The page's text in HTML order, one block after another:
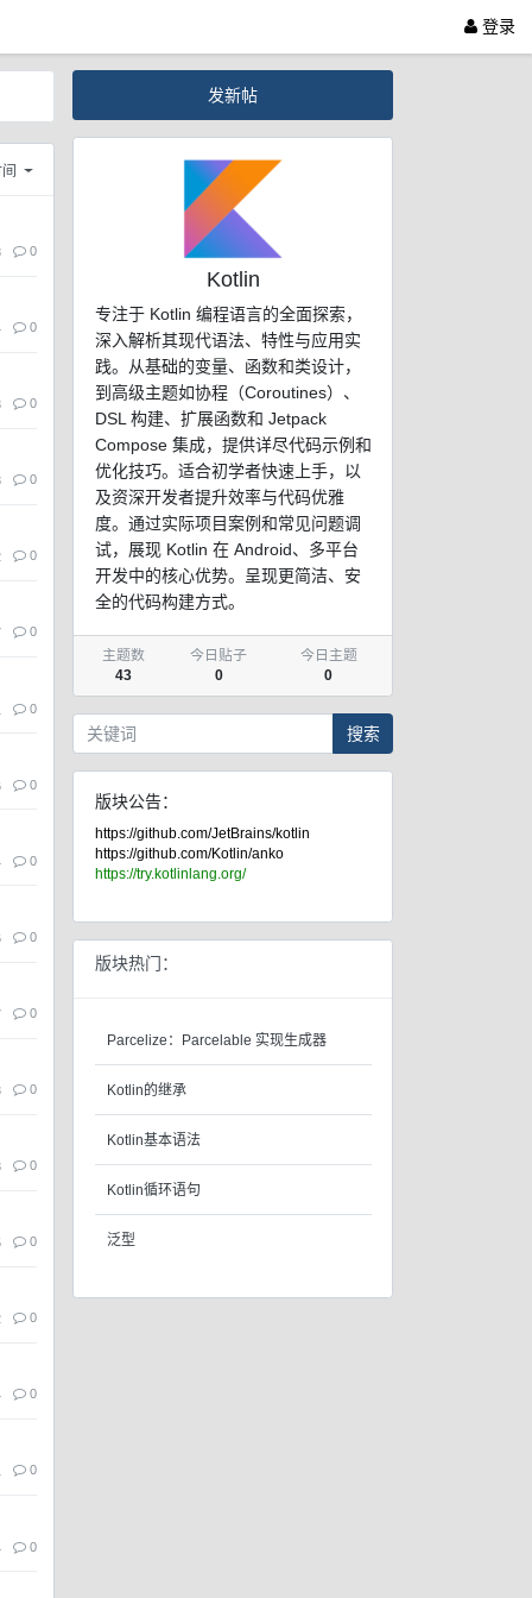
登录
0
0
0
0
0
0
0
0
0
0
0
0
0
0
0
0
0
0
发新帖
Kotlin
专注于 Kotlin 编程语言的全面探索，
深入解析其现代语法、特性与应用实
践。从基础的变量、函数和类设计，
到高级主题如协程（Coroutines）、
DSL 构建、扩展函数和 Jetpack
Compose 集成，提供详尽代码示例和
优化技巧。适合初学者快速上手，以
及资深开发者提升效率与代码优雅
度。通过实际项目案例和常见问题调
试，展现 Kotlin 在 Android、多平台
开发中的核心优势。呈现更简洁、安
全的代码构建方式。
主题数
43
今日贴子
0
今日主题
0
搜索
版块公告：
https://github.com/JetBrains/kotlin
https://github.com/Kotlin/anko
https://try.kotlinlang.org/
版块热门：
Parcelize：Parcelable 实现生成器
Kotlin的继承
Kotlin基本语法
Kotlin循环语句
泛型